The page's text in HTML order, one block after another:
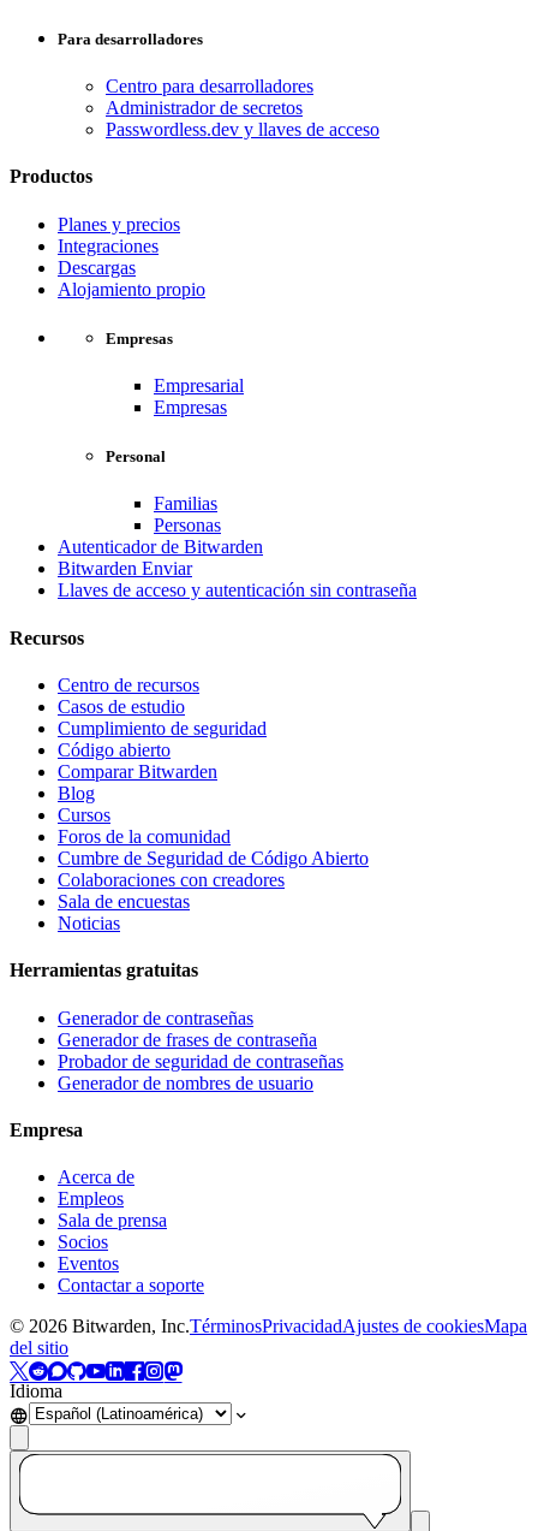
Para desarrolladores
Centro para desarrolladores
Administrador de secretos
Passwordless.dev y llaves de acceso
Productos
Planes y precios
Integraciones
Descargas
Alojamiento propio
Empresas
Empresarial
Empresas
Personal
Familias
Personas
Autenticador de Bitwarden
Bitwarden Enviar
Llaves de acceso y autenticación sin contraseña
Recursos
Centro de recursos
Casos de estudio
Cumplimiento de seguridad
Código abierto
Comparar Bitwarden
Blog
Cursos
Foros de la comunidad
Cumbre de Seguridad de Código Abierto
Colaboraciones con creadores
Sala de encuestas
Noticias
Herramientas gratuitas
Generador de contraseñas
Generador de frases de contraseña
Probador de seguridad de contraseñas
Generador de nombres de usuario
Empresa
Acerca de
Empleos
Sala de prensa
Socios
Eventos
Contactar a soporte
© 2026 Bitwarden, Inc.TérminosPrivacidadAjustes de cookiesMapa
del sitio
Idioma